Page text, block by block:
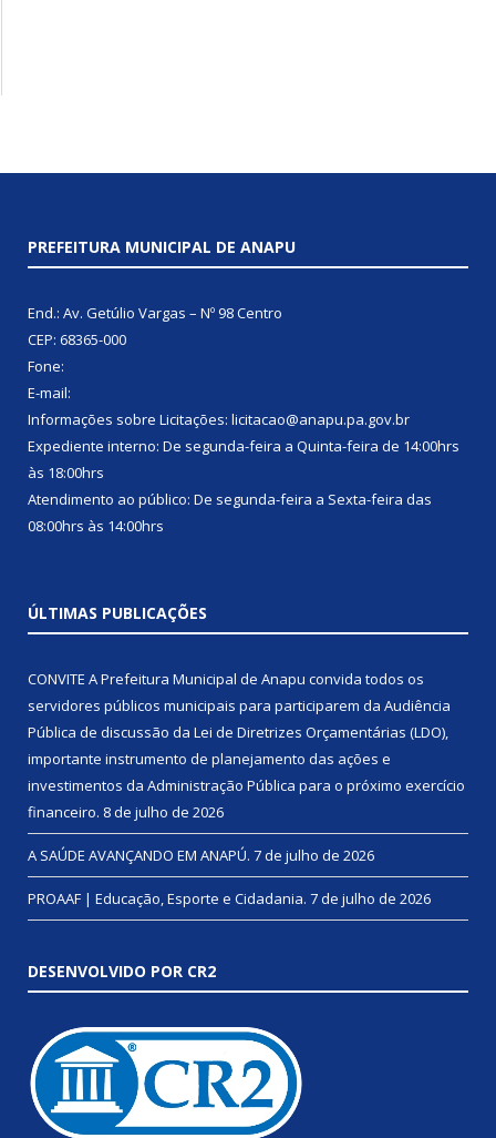
PREFEITURA MUNICIPAL DE ANAPU
End.: Av. Getúlio Vargas – Nº 98 Centro
CEP: 68365-000
Fone:
E-mail:
Informações sobre Licitações: licitacao@anapu.pa.gov.br
Expediente interno: De segunda-feira a Quinta-feira de 14:00hrs
às 18:00hrs
Atendimento ao público: De segunda-feira a Sexta-feira das
08:00hrs às 14:00hrs
ÚLTIMAS PUBLICAÇÕES
CONVITE A Prefeitura Municipal de Anapu convida todos os
servidores públicos municipais para participarem da Audiência
Pública de discussão da Lei de Diretrizes Orçamentárias (LDO),
importante instrumento de planejamento das ações e
investimentos da Administração Pública para o próximo exercício
financeiro. 8 de julho de 2026
A SAÚDE AVANÇANDO EM ANAPÚ. 7 de julho de 2026
PROAAF | Educação, Esporte e Cidadania. 7 de julho de 2026
DESENVOLVIDO POR CR2